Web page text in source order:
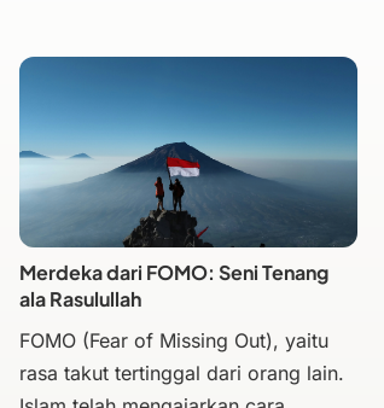
Merdeka dari FOMO: Seni Tenang
ala Rasulullah
FOMO (Fear of Missing Out), yaitu
rasa takut tertinggal dari orang lain.